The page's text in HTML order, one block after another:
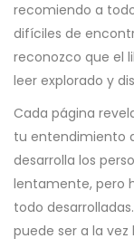
recomiendo a
difíciles de
reconozco que el
leer explorado y
Cada página
tu entendimiento
desarrolla los
lentamente, pero
todo
puede ser a la